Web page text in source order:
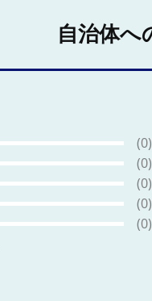
自治体へ
(0)
(0)
(0)
(0)
(0)